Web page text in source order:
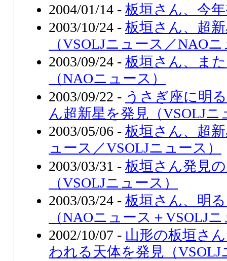
2004/01/14 - 板垣さん、今
2003/10/24 - 板垣さん、超
（VSOLJニュース／NAO
2003/09/24 - 板垣さん、ま
（NAOニュース）
2003/09/22 - うさぎ座に明
ん超新星を発見（VSOLJニ
2003/05/06 - 板垣さん、超
ュース／VSOLJニュース）
2003/03/31 - 板垣さん発見
（VSOLJニュース）
2003/03/24 - 板垣さん、明
（NAOニュース＋VSOLJ
2002/10/07 - 山形の板垣さ
われる天体を発見（VSOLJ